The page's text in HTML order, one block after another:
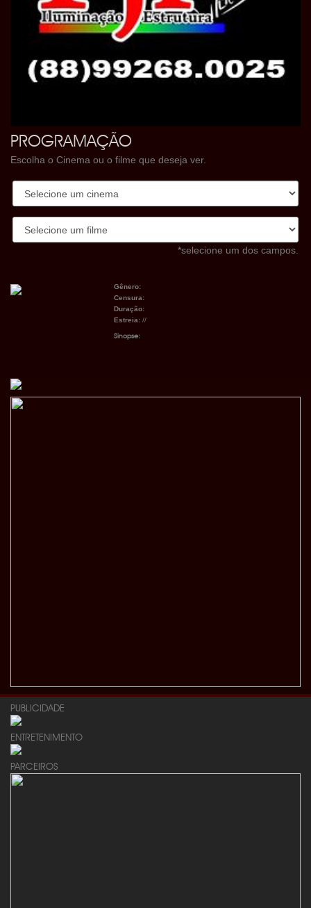
PROGRAMAÇÃO
Escolha o Cinema ou o filme que deseja ver.
*selecione um dos campos.
Gênero:
Censura:
Duração:
Estreia://
Sinopse:
PUBLICIDADE
ENTRETENIMENTO
PARCEIROS